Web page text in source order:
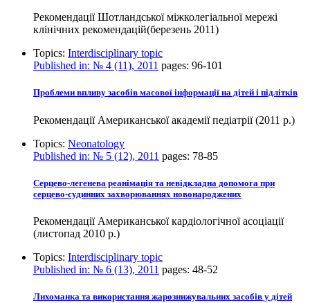
Рекомендації Шотландської міжколегіальної мережі
клінічних рекомендацій(березень 2011)
Topics: Interdisciplinary topic
Published in: № 4 (11), 2011 pages: 96-101
Проблеми впливу засобів масової інформації на дітей і підлітків
Рекомендації Американської академії педіатрії (2011 р.)
Topics: Neonatology
Published in: № 5 (12), 2011 pages: 78-85
Серцево-легенева реанімація та невідкладна допомога при
серцево-судинних захворюваннях новонароджених
Рекомендації Американської кардіологічної асоціації
(листопад 2010 р.)
Topics: Interdisciplinary topic
Published in: № 6 (13), 2011 pages: 48-52
Лихоманка та використання жарознижувальних засобів у дітей